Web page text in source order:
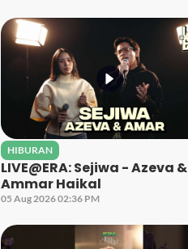
HIBURAN
LIVE@ERA: Sejiwa - Azeva &
Ammar Haikal
05 Aug 2026 02:36 PM